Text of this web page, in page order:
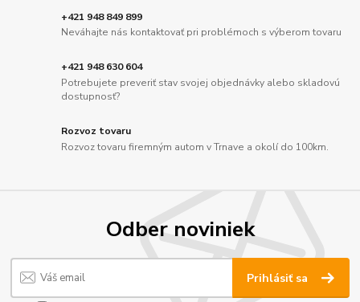
+421 948 849 899
Neváhajte nás kontaktovať pri problémoch s výberom tovaru
+421 948 630 604
Potrebujete preveriť stav svojej objednávky alebo skladovú
dostupnosť?
Rozvoz tovaru
Rozvoz tovaru firemným autom v Trnave a okolí do 100km.
Odber noviniek
Prihlásiť sa